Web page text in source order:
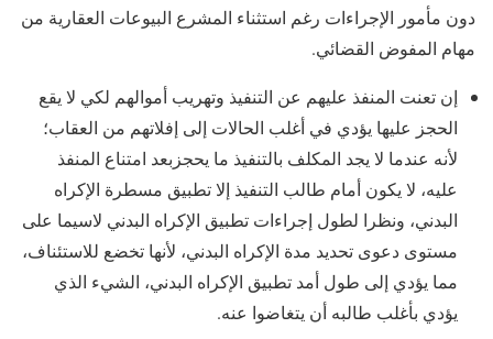
دون مأمور الإجراءات رغم استثناء المشرع البيوعات العقارية من
مهام المفوض القضائي.
إن تعنت المنفذ عليهم عن التنفيذ وتهريب أموالهم لكي لا يقع
الحجز عليها يؤدي في أغلب الحالات إلى إفلاتهم من العقاب؛
لأنه عندما لا يجد المكلف بالتنفيذ ما يحجزبعد امتناع المنفذ
عليه، لا يكون أمام طالب التنفيذ إلا تطبيق مسطرة الإكراه
البدني، ونظرا لطول إجراءات تطبيق الإكراه البدني لاسيما على
مستوى دعوى تحديد مدة الإكراه البدني، لأنها تخضع للاستئناف،
مما يؤدي إلى طول أمد تطبيق الإكراه البدني، الشيء الذي
يؤدي بأغلب طالبه أن يتغاضوا عنه.